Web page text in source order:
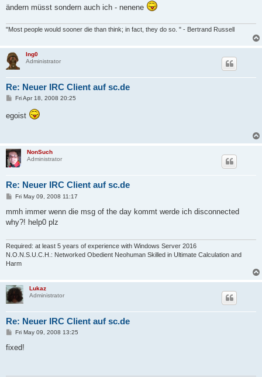
ändern müsst sondern auch ich - nenene
"Most people would sooner die than think; in fact, they do so. " - Bertrand Russell
Ing0
Administrator
Re: Neuer IRC Client auf sc.de
P
t
Fri Apr 18, 2008 20:25
egoist
NonSuch
Administrator
Re: Neuer IRC Client auf sc.de
P
s
Fri May 09, 2008 11:17
mmh immer wenn die msg of the day kommt werde ich disconnected
why?! help0 plz
Required: at least 5 years of experience with Windows Server 2016
N.O.N.S.U.C.H.: Networked Obedient Neohuman Skilled in Ultimate Calculation and
Harm
Lukaz
Administrator
Re: Neuer IRC Client auf sc.de
P
s
Fri May 09, 2008 13:25
fixed!